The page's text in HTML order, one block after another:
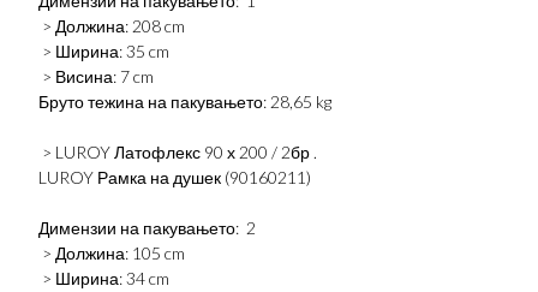
> Должина: 208 cm
> Ширина: 35 cm
> Висина: 7 cm
Бруто тежина на пакувањето: 28,65 kg
> LUROY Латофлекс 90 х 200 / 2бр .
LUROY Рамка на душек (90160211)
Димензии на пакувањето: 2
> Должина: 105 cm
> Ширина: 34 cm